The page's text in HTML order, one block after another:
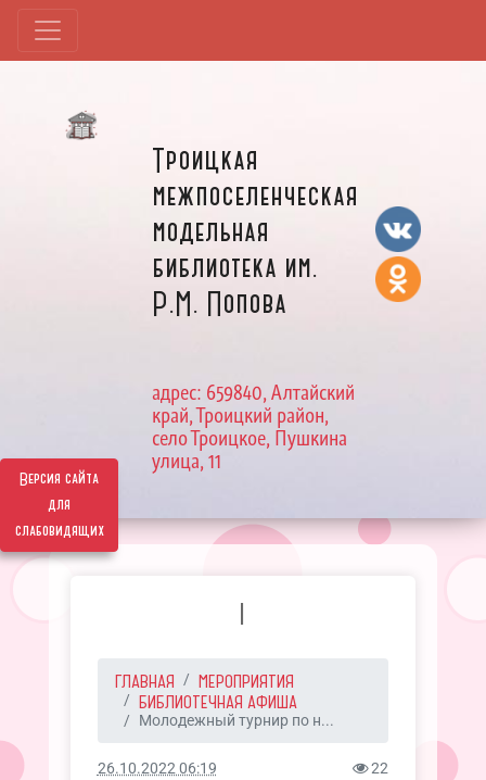
Версия сайта
для
слабовидящих
Троицкая
межпоселенческая
модельная
библиотека им.
Р.М. Попова
адрес: 659840, Алтайский
край, Троицкий район,
село Троицкое, Пушкина
улица, 11
I
ГЛАВНАЯ
МЕРОПРИЯТИЯ
БИБЛИОТЕЧНАЯ АФИША
Молодежный турнир по н...
26.10.2022 06:19 22